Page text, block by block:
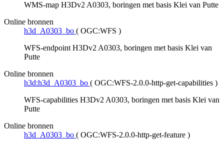
WMS-map H3Dv2 A0303, boringen met basis Klei van Putte
Online bronnen
h3d_A0303_bo ( OGC:WFS )
WFS-endpoint H3Dv2 A0303, boringen met basis Klei van
Putte
Online bronnen
h3d:h3d_A0303_bo ( OGC:WFS-2.0.0-http-get-capabilities )
WFS-capabilities H3Dv2 A0303, boringen met basis Klei van
Putte
Online bronnen
h3d_A0303_bo ( OGC:WFS-2.0.0-http-get-feature )